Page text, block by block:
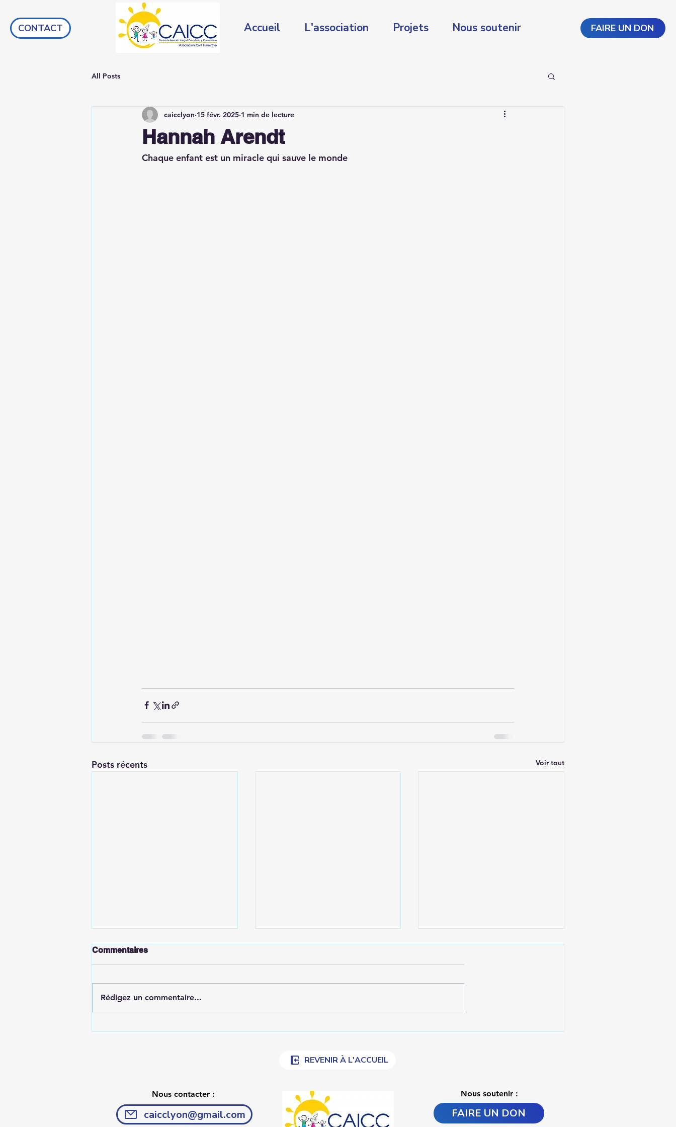
CONTACT FAIRE UN DON
Accueil L'association Projets Nous soutenir
All Posts
Hannah Arendt
caicclyon 15 févr. 2025 1 min de lecture
Chaque enfant est un miracle qui sauve le monde
Posts récents Voir tout
Commentaires
Rédigez un commentaire...
REVENIR À L'ACCUEIL
Nous contacter :
caicclyon@gmail.com
Nous soutenir :
FAIRE UN DON